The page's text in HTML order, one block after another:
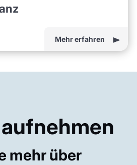
Mehr erfahren
mehr über